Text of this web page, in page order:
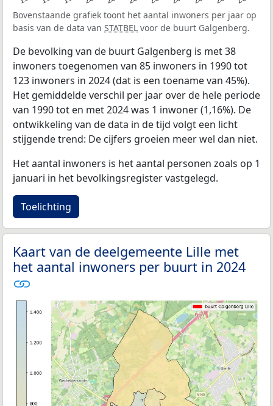
Bovenstaande grafiek toont het aantal inwoners per jaar op
basis van de data van STATBEL voor de buurt Galgenberg.
De bevolking van de buurt Galgenberg is met 38
inwoners toegenomen van 85 inwoners in 1990 tot
123 inwoners in 2024 (dat is een toename van 45%).
Het gemiddelde verschil per jaar over de hele periode
van 1990 tot en met 2024 was 1 inwoner (1,16%). De
ontwikkeling van de data in de tijd volgt een licht
stijgende trend: De cijfers groeien meer wel dan niet.
Het aantal inwoners is het aantal personen zoals op 1
januari in het bevolkingsregister vastgelegd.
Toelichting
Kaart van de deelgemeente Lille met
het aantal inwoners per buurt in 2024